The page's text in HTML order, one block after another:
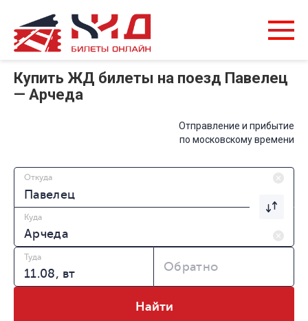
Купить ЖД билеты на поезд Павелец
— Арчеда
Отправление и прибытие
по московскому времени
Откуда
Куда
Туда
Обратно
Найти